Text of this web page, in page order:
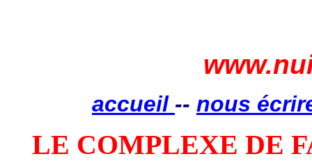
accueil -- nous
LE COMPLEXE DE